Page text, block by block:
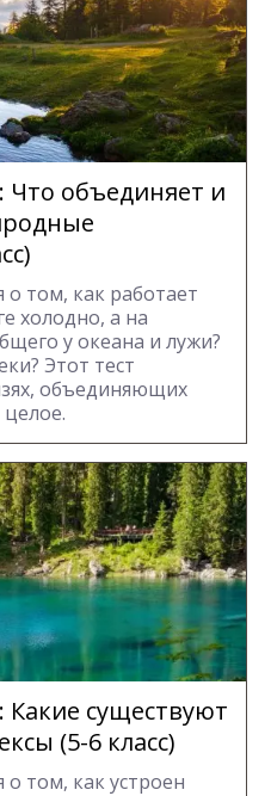
Что объединяет и
том, как работает
холодно, а на
у океана и лужи?
Этот тест
объединяющих
Какие существуют
(5-6 класс)
том, как устроен